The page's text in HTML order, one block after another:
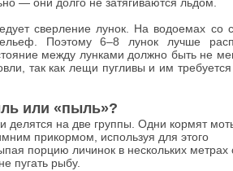
— они долго не затягиваются льдом.
сверление лунок. На водоемах со
Поэтому 6–8 лунок лучше
между лунками должно быть не
так как лещи пугливы и им
или «пыль»?
делятся на две группы. Одни кормят
прикормом, используя для этого
порцию личинок в нескольких метрах
не пугать рыбу.